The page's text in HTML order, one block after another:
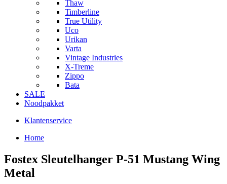
Thaw
Timberline
True Utility
Uco
Urikan
Varta
Vintage Industries
X-Treme
Zippo
Bata
SALE
Noodpakket
Klantenservice
Home
Fostex Sleutelhanger P-51 Mustang Wing
Metal